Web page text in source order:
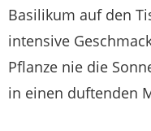
Basilikum auf den
intensive
Pflanze nie die
in einen duftenden